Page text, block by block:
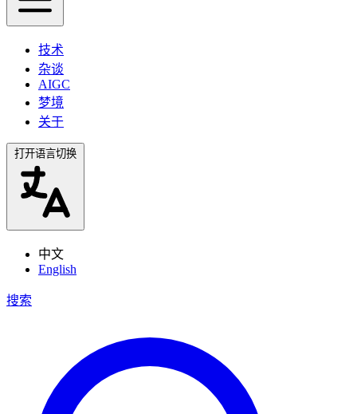
技术
杂谈
AIGC
梦境
关于
打开语言切换
中文
English
搜索